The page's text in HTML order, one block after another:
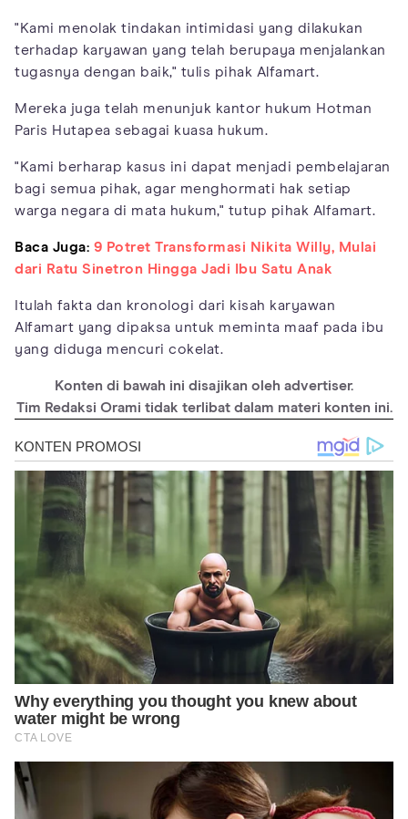
"Kami menolak tindakan intimidasi yang dilakukan
terhadap karyawan yang telah berupaya menjalankan
tugasnya dengan baik," tulis pihak Alfamart.
Mereka juga telah menunjuk kantor hukum Hotman
Paris Hutapea sebagai kuasa hukum.
"Kami berharap kasus ini dapat menjadi pembelajaran
bagi semua pihak, agar menghormati hak setiap
warga negara di mata hukum," tutup pihak Alfamart.
Baca Juga: 9 Potret Transformasi Nikita Willy, Mulai
dari Ratu Sinetron Hingga Jadi Ibu Satu Anak
Itulah fakta dan kronologi dari kisah karyawan
Alfamart yang dipaksa untuk meminta maaf pada ibu
yang diduga mencuri cokelat.
Konten di bawah ini disajikan oleh advertiser.
Tim Redaksi Orami tidak terlibat dalam materi konten ini.